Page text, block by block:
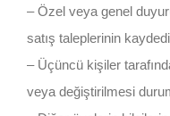
– Özel veya genel
satış taleplerinin
– Üçüncü kişiler
veya değiştirilmesi